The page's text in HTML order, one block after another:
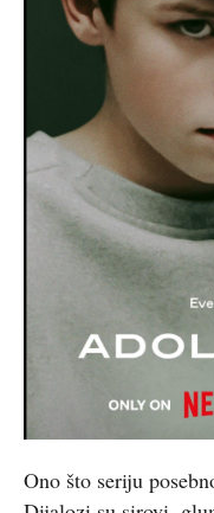
Ono što seriju